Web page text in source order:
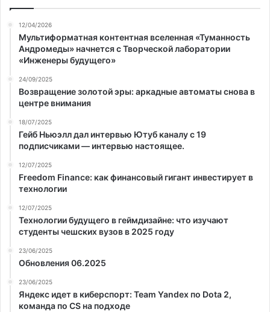
12/04/2026
Мультиформатная контентная вселенная «Туманность
Андромеды» начнется с Творческой лаборатории
«Инженеры будущего»
24/09/2025
Возвращение золотой эры: аркадные автоматы снова в
центре внимания
18/07/2025
Гейб Ньюэлл дал интервью Ютуб каналу с 19
подписчиками — интервью настоящее.
12/07/2025
Freedom Finance: как финансовый гигант инвестирует в
технологии
12/07/2025
Технологии будущего в геймдизайне: что изучают
студенты чешских вузов в 2025 году
23/06/2025
Обновления 06.2025
23/06/2025
Яндекс идет в киберспорт: Team Yandex по Dota 2,
команда по CS на подходе